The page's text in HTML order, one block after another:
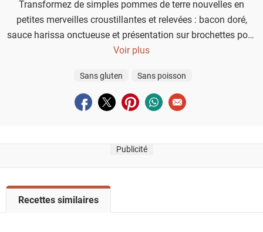
Transformez de simples pommes de terre nouvelles en
petites merveilles croustillantes et relevées : bacon doré,
sauce harissa onctueuse et présentation sur brochettes pour
un apéritif festif qui impressionnera vos convives.
Voir plus
Sans gluten Sans poisson
Partager sur facebook
Partager sur twitter
Partager sur pinterest
Partager sur whatsapp
Envoyer à un ami
Publicité
o
Recettes similaires